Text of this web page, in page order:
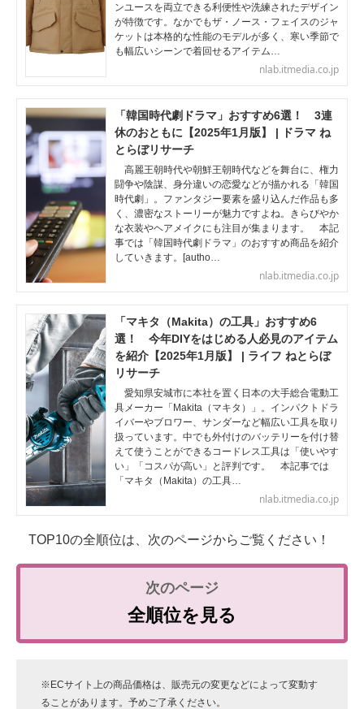
ンユースを両立できる利便性や洗練されたデザイン
が特徴です。なかでもザ・ノース・フェイスのジャ
ケットは本格的な性能のモデルが多く、寒い季節で
も幅広いシーンで着回せるアイテム…
nlab.itmedia.co.jp
「韓国時代劇ドラマ」おすすめ6選！ 3連
休のおともに【2025年1月版】 | ドラマ ね
とらぼリサーチ
高麗王朝時代や朝鮮王朝時代などを舞台に、権力
闘争や陰謀、身分違いの恋愛などが描かれる「韓国
時代劇」。ファンタジー要素を盛り込んだ作品も多
く、濃密なストーリーが魅力ですよね。きらびやか
な衣装やヘアメイクにも注目が集まります。 本記
事では「韓国時代劇ドラマ」のおすすめ商品を紹介
していきます。[autho…
nlab.itmedia.co.jp
「マキタ（Makita）の工具」おすすめ6
選！ 今年DIYをはじめる人必見のアイテム
を紹介【2025年1月版】 | ライフ ねとらぼ
リサーチ
愛知県安城市に本社を置く日本の大手総合電動工
具メーカー「Makita（マキタ）」。インパクトドラ
イバーやブロワー、サンダーなど幅広い工具を取り
扱っています。中でも外付けのバッテリーを付け替
えて使うことができるコードレス工具は「使いやす
い」「コスパが高い」と評判です。 本記事では
「マキタ（Makita）の工具…
nlab.itmedia.co.jp
TOP10の全順位は、次のページからご覧ください！
全順位を見る
※ECサイト上の商品価格は、販売元の変更などによって変動す
ることがあります。予めご了承ください。